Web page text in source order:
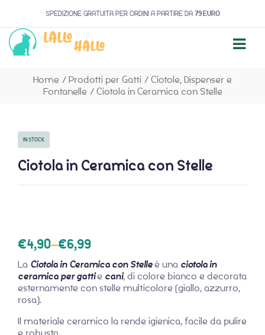
SPEDIZIONE GRATUITA PER ORDINI A PARTIRE DA 79 EURO
Home / Prodotti per Gatti / Ciotole, Dispenser e
Fontanelle / Ciotola in Ceramica con Stelle
IN STOCK
Ciotola in Ceramica con Stelle
€4,90–€6,99
La Ciotola in Ceramica con Stelleè una ciotola in
ceramica per gattie cani, di colore bianco e decorata
esternamente con stelle multicolore (giallo, azzurro,
rosa).
Il materiale ceramico la rende igienica, facile da pulire